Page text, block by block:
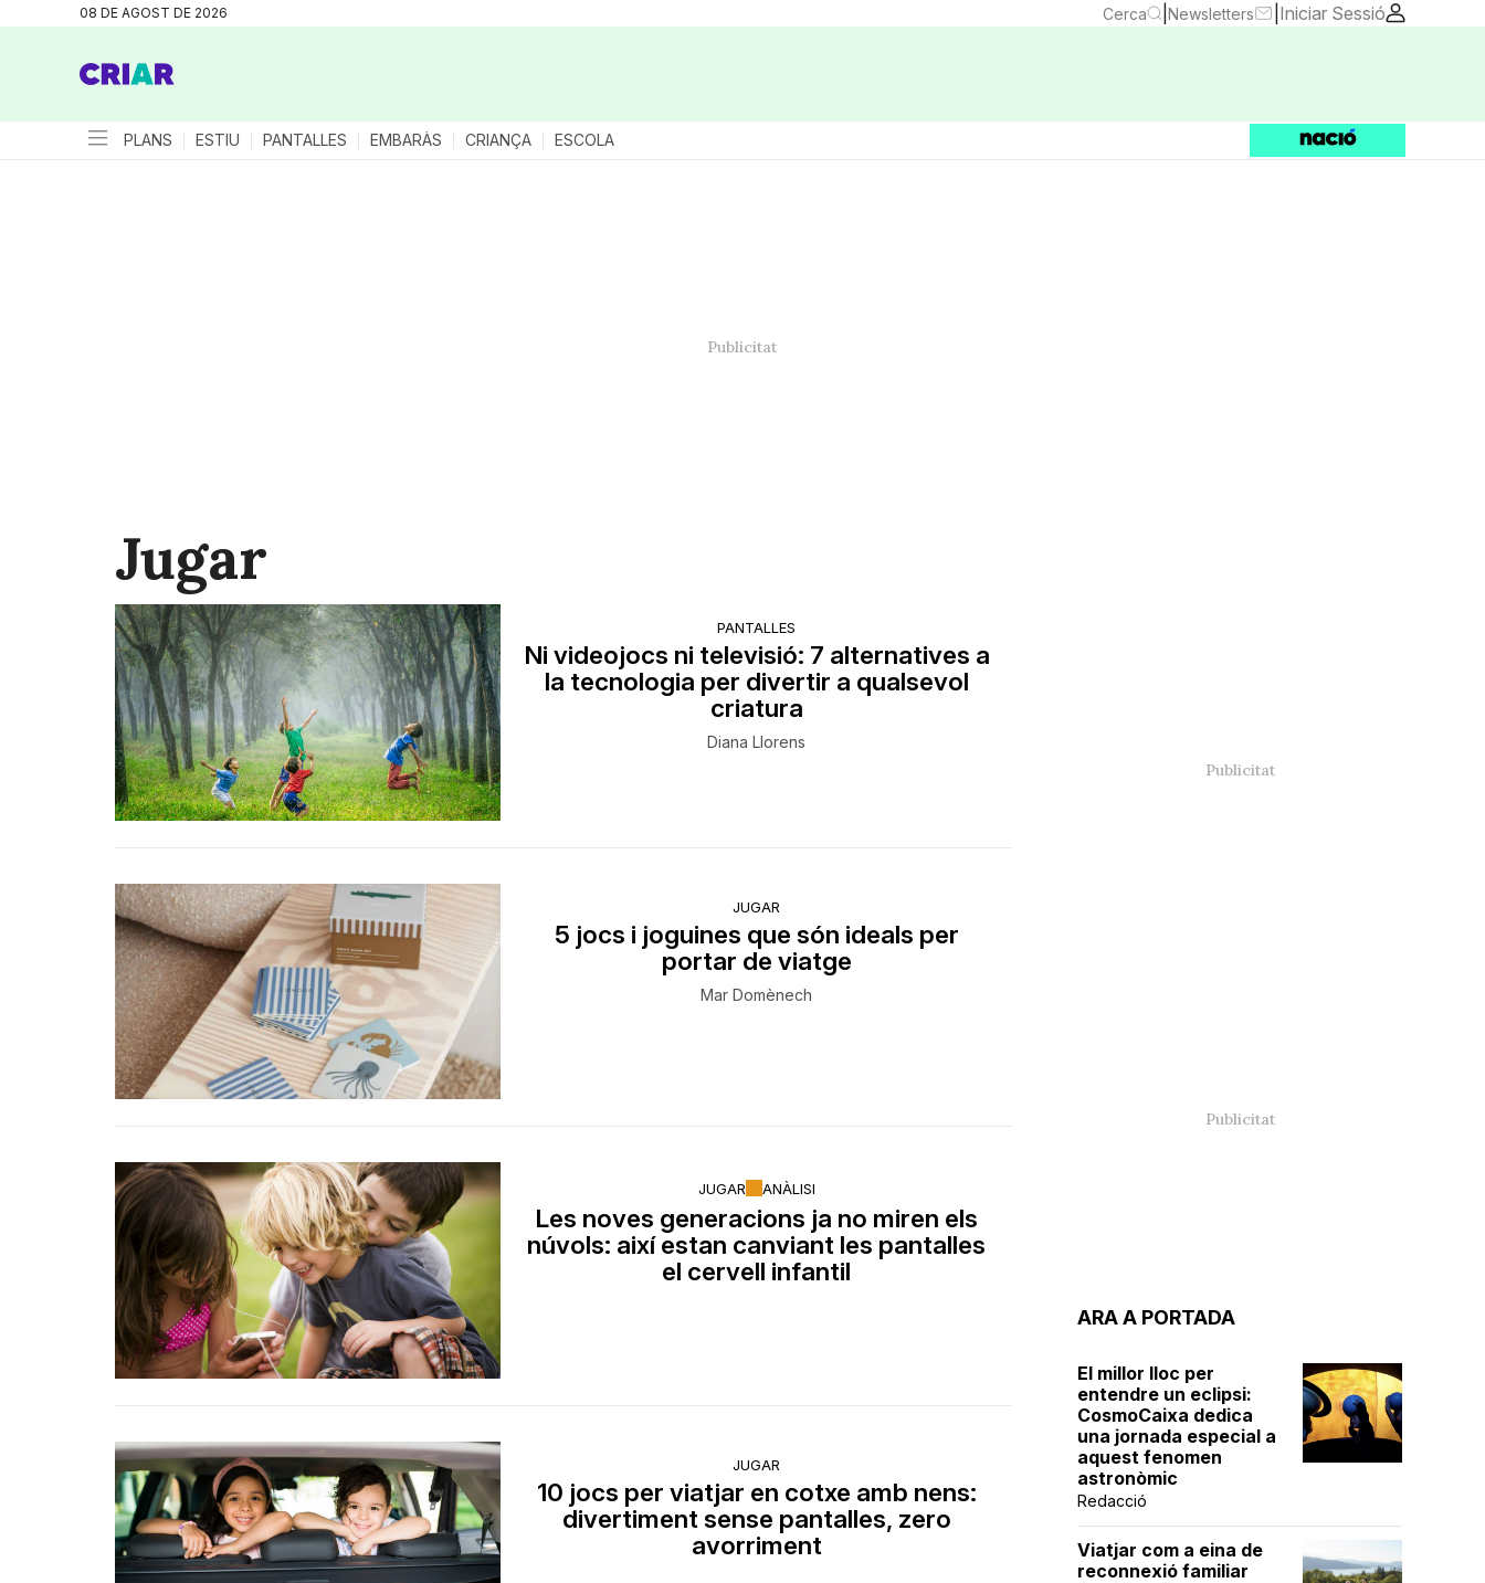
08 DE AGOST DE 2026 Cerca Newsletters Iniciar Sessió
PLANS ESTIU PANTALLES EMBARÀS CRIANÇA ESCOLA
Jugar
PANTALLES
Ni videojocs ni televisió: 7 alternatives a
la tecnologia per divertir a qualsevol
criatura
Diana Llorens
JUGAR
5 jocs i joguines que són ideals per
portar de viatge
Mar Domènech
JUGAR ANÀLISI
Les noves generacions ja no miren els
núvols: així estan canviant les pantalles
el cervell infantil
JUGAR
10 jocs per viatjar en cotxe amb nens:
divertiment sense pantalles, zero
avorriment
ARA A PORTADA
El millor lloc per
entendre un eclipsi:
CosmoCaixa dedica
una jornada especial a
aquest fenomen
astronòmic
Redacció
Viatjar com a eina de
reconnexió familiar